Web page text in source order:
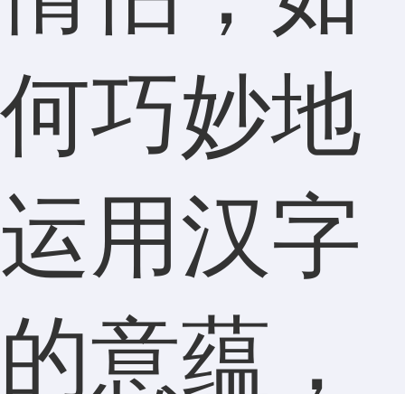
何巧妙地
运用汉字
的意蕴，